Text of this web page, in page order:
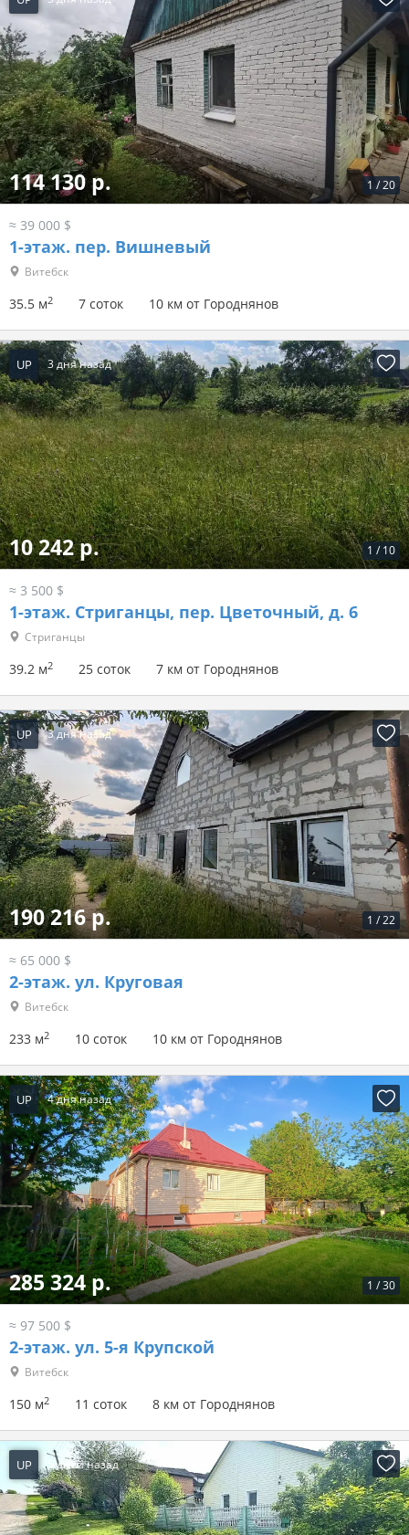
1 /20
114 130 р.
≈ 39 000 $
1-этаж. пер. Вишневый
Витебск
35.5 м2 7 соток 10 км от Городнянов
UP 3 дня назад
1 / 10
10 242 р.
≈ 3 500 $
1-этаж. Стриганцы, пер. Цветочный, д. 6
Стриганцы
39.2 м2 25 соток 7 км от Городнянов
UP 3 дня назад
1 /22
190 216 р.
≈ 65 000 $
2-этаж. ул. Круговая
Витебск
233 м2 10 соток 10 км от Городнянов
UP 4 дня назад
1 /30
285 324 р.
≈ 97 500 $
2-этаж. ул. 5-я Крупской
Витебск
150 м2 11 соток 8 км от Городнянов
UP 5 дней назад